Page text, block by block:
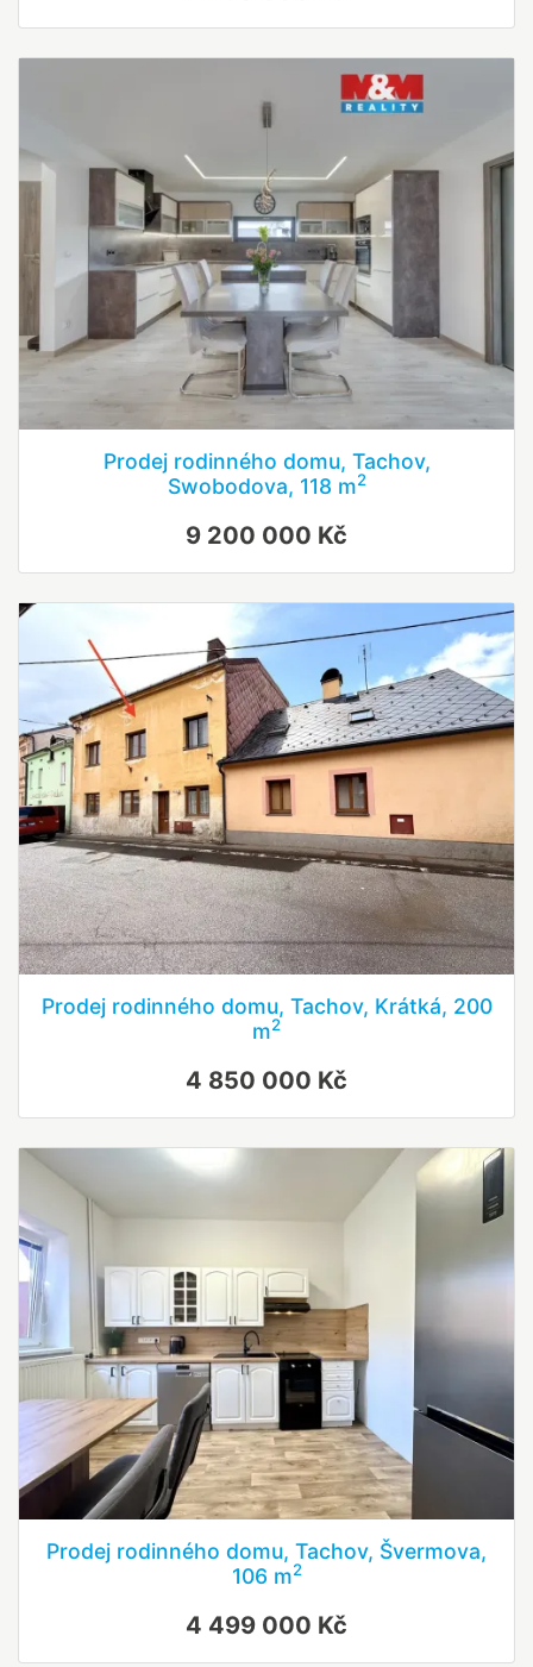
Prodej rodinného domu, Tachov,
Swobodova, 118 m2
9 200 000 Kč
Prodej rodinného domu, Tachov, Krátká, 200
m2
4 850 000 Kč
Prodej rodinného domu, Tachov, Švermova,
106 m2
4 499 000 Kč